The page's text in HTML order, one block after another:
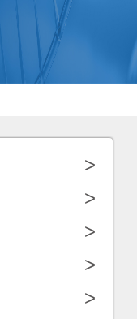
>
>
>
>
>